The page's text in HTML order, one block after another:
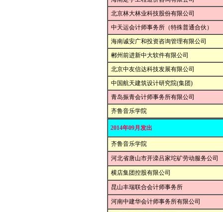
北京林大林业科技股份有限公司
中天运会计师事务所（特殊普通合伙）
海南诚安广和投资咨询管理有限公司
郴州前进新中大软件有限公司
北京中友信达科技发展有限公司
中国航天建筑设计研究院(集团)
青岛振青会计师事务所有限公司
齐鲁音乐学院
2014年09月发出
齐鲁音乐学院
河北省唐山市开滦吕家坨矿劳动服务公司
横店集团控股有限公司
昆山丰瑞联合会计师事务所
河南中建华会计师事务所有限公司